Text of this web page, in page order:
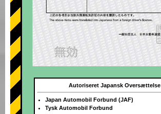
Autoriseret Japansk Oversættelse
Japan Automobil Forbund (JAF)
Tysk Automobil Forbund